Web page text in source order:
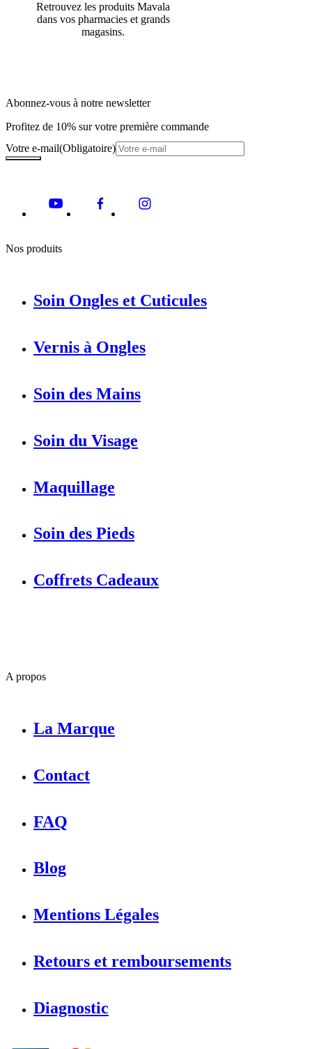
Retrouvez les produits Mavala
dans vos pharmacies et grands
magasins.
Abonnez-vous à notre newsletter
Profitez de 10% sur votre première commande
Votre e-mail(Obligatoire)
Nos produits
Soin Ongles et Cuticules
Vernis à Ongles
Soin des Mains
Soin du Visage
Maquillage
Soin des Pieds
Coffrets Cadeaux
A propos
La Marque
Contact
FAQ
Blog
Mentions Légales
Retours et remboursements
Diagnostic